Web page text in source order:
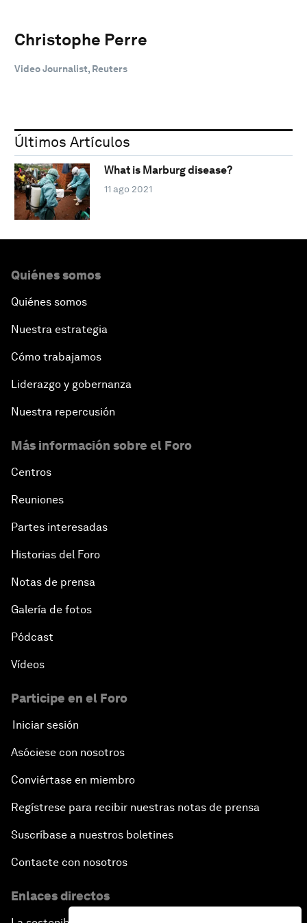
Christophe Perre
Video Journalist, Reuters
Últimos Artículos
What is Marburg disease?
11 ago 2021
Quiénes somos
Quiénes somos
Nuestra estrategia
Cómo trabajamos
Liderazgo y gobernanza
Nuestra repercusión
Más información sobre el Foro
Centros
Reuniones
Partes interesadas
Historias del Foro
Notas de prensa
Galería de fotos
Pódcast
Vídeos
Participe en el Foro
Iniciar sesión
Asóciese con nosotros
Conviértase en miembro
Regístrese para recibir nuestras notas de prensa
Suscríbase a nuestros boletines
Contacte con nosotros
Enlaces directos